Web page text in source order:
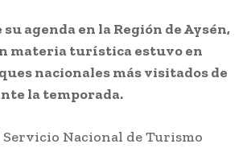
agenda en la Región de Aysén,
materia turística estuvo en
nacionales más visitados de
la temporada.
Nacional de Turismo